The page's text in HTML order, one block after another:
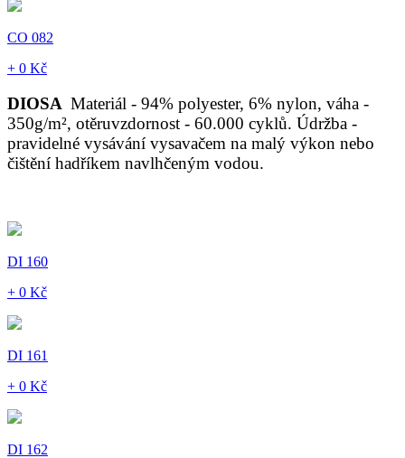
CO 082
+ 0 Kč
DIOSA Materiál - 94% polyester, 6% nylon, váha -
350g/m², otěruvzdornost - 60.000 cyklů. Údržba -
pravidelné vysávání vysavačem na malý výkon nebo
čištění hadříkem navlhčeným vodou.
DI 160
+ 0 Kč
DI 161
+ 0 Kč
DI 162